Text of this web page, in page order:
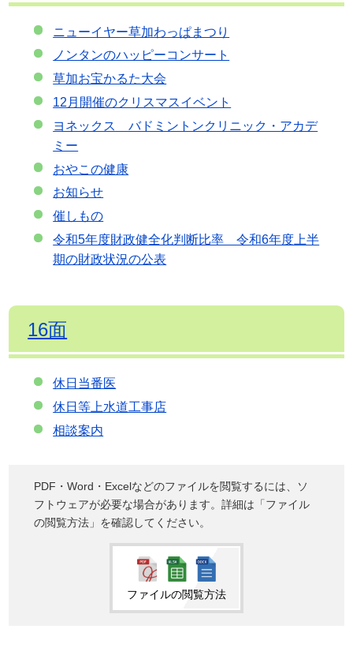
ニューイヤー草加わっぱまつり
ノンタンのハッピーコンサート
草加お宝かるた大会
12月開催のクリスマスイベント
ヨネックス バドミントンクリニック・アカデ
ミー
おやこの健康
お知らせ
催しもの
令和5年度財政健全化判断比率 令和6年度上半
期の財政状況の公表
16面
休日当番医
休日等上水道工事店
相談案内
PDF・Word・Excelなどのファイルを閲覧するには、ソ
フトウェアが必要な場合があります。詳細は「ファイル
の閲覧方法」を確認してください。
ファイルの閲覧方法